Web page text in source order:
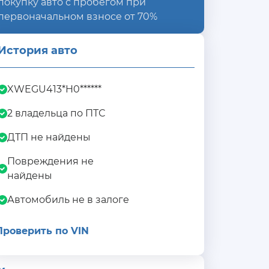
взносе от 70%
авто
XWEGU413*H0******
2 владельца по ПТС
ДТП не найдены
Повреждения не
найдены
Автомобиль не в залоге
по VIN